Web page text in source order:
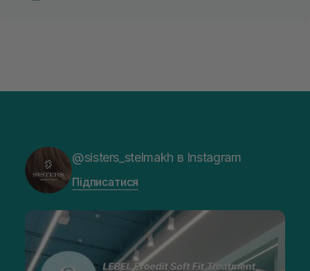
@sisters_stelmakh в Instagram
Підписатися